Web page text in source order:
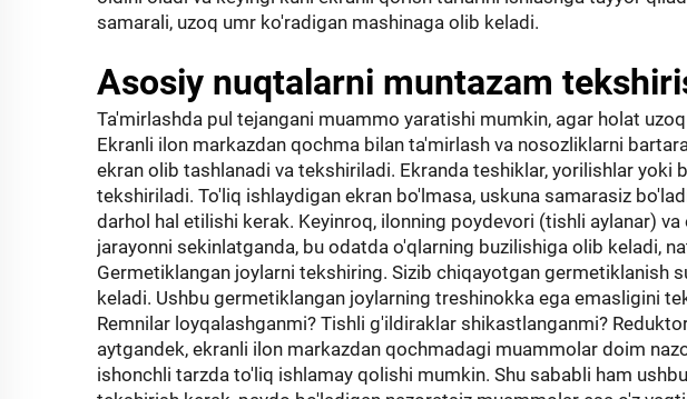
samarali, uzoq umr ko'radigan mashinaga olib keladi.
Asosiy nuqtalarni muntazam
Ta'mirlashda pul tejangani muammo yaratishi mumkin, agar holat
Ekranli ilon markazdan qochma bilan ta'mirlash va nosozliklarni
ekran olib tashlanadi va tekshiriladi. Ekranda teshiklar, yorilishlar yoki
tekshiriladi. To'liq ishlaydigan ekran bo'lmasa, uskuna samarasiz
darhol hal etilishi kerak. Keyinroq, ilonning poydevori (tishli aylanar)
jarayonni sekinlatganda, bu odatda o'qlarning buzilishiga olib keladi,
Germetiklangan joylarni tekshiring. Sizib chiqayotgan germetiklanish
keladi. Ushbu germetiklangan joylarning treshinokka ega emasligini
Remnilar loyqalashganmi? Tishli g'ildiraklar shikastlanganmi?
aytgandek, ekranli ilon markazdan qochmadagi muammolar doim
ishonchli tarzda to'liq ishlamay qolishi mumkin. Shu sababli ham